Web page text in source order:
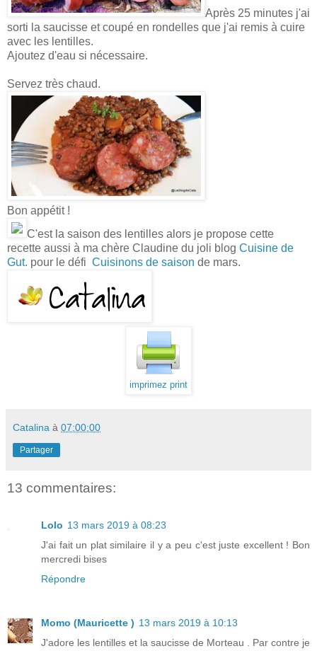
Après 25 minutes j'ai
sorti la saucisse et coupé en rondelles que j'ai remis à cuire
avec les lentilles.
Ajoutez d'eau si nécessaire.
Servez très chaud.
Bon appétit !
C'est la saison des lentilles alors je propose cette
recette aussi à ma chère Claudine du joli blog Cuisine de
Gut. pour le défi Cuisinons de saison de mars.
imprimez print
Catalina à 07:00:00
Partager
13 commentaires:
Lolo 13 mars 2019 à 08:23
J'ai fait un plat similaire il y a peu c'est juste excellent ! Bon
mercredi bises
Répondre
Momo (Mauricette ) 13 mars 2019 à 10:13
J'adore les lentilles et la saucisse de Morteau . Par contre je